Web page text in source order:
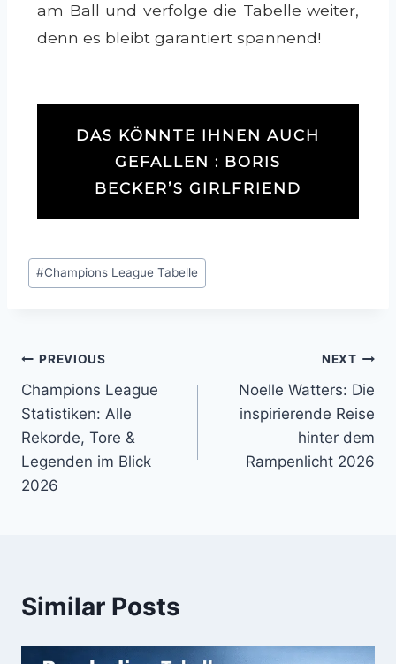
am Ball und verfolge die Tabelle weiter,
denn es bleibt garantiert spannend!
DAS KÖNNTE IHNEN AUCH
GEFALLEN : BORIS
BECKER’S GIRLFRIEND
Post
Tags:
#Champions League Tabelle
Post
navigation
PREVIOUS
Champions League
Statistiken: Alle
Rekorde, Tore &
Legenden im Blick
2026
NEXT
Noelle Watters: Die
inspirierende Reise
hinter dem
Rampenlicht 2026
Similar Posts